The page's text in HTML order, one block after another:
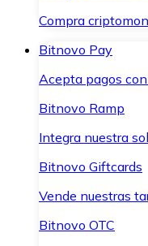
Compra
Bitnovo Pay
Acepta pagos
Bitnovo Ramp
Integra nuestra
Bitnovo Giftcards
Vende nuestras
Bitnovo OTC